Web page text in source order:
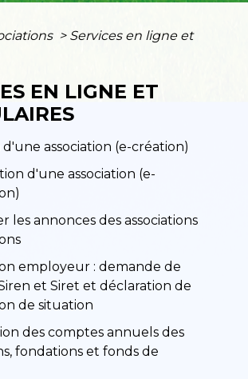
> Services en ligne et
EN LIGNE ET
association (e-création)
d'une association (e-
les annonces des associations
employeur : demande de
et Siret et déclaration de
de situation
des comptes annuels des
fondations et fonds de